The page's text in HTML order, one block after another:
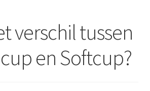
verschil tussen
en Softcup?